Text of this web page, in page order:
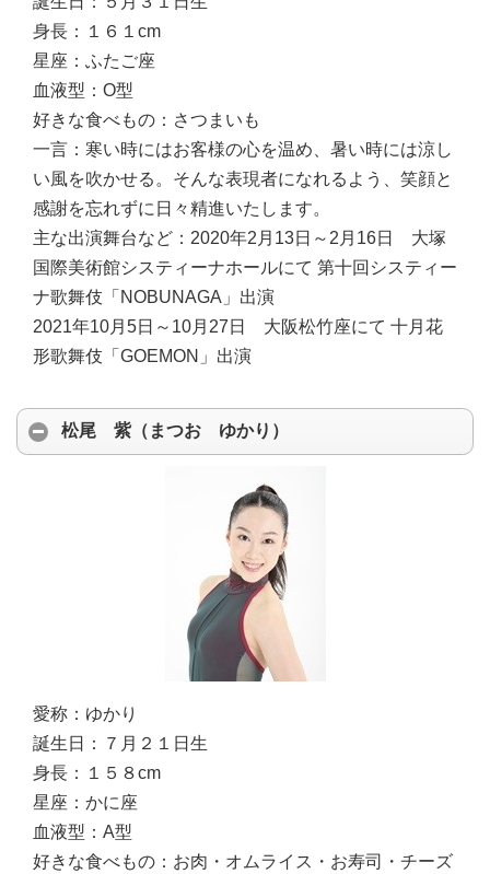
身長：
１６１cm
星座： ふたご座
血液型： O型
好きな食べもの： さつまいも
一言： 寒い時にはお客様の心を温め、暑い時には涼し
い風を吹かせる。そんな表現者になれるよう、笑顔と
感謝を忘れずに日々精進いたします。
主な出演舞台など： 2020年2月13日～2月16日 大塚
国際美術館システィーナホールにて 第十回システィー
ナ歌舞伎「NOBUNAGA」出演
2021年10月5日～10月27日 大阪松竹座にて 十月花
形歌舞伎「GOEMON」出演
松尾 紫（まつお ゆかり）
愛称： ゆかり
誕生日：
７月２１日生
身長：
１５８cm
星座： かに座
血液型： A型
好きな食べもの： お肉・オムライス・お寿司・チーズ